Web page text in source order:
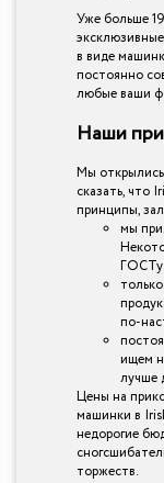
Уже больше
в виде
постоянно
любые ваши
Наши
Мы
сказать, что
принципы,
мы
по-
ищем
лучше
Цены на
машинки в
недорогие
торжеств.